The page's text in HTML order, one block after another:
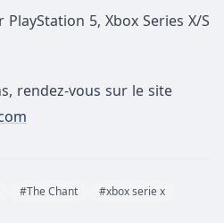
5, Xbox Series X/S
rendez-vous sur le site
#The Chant
#xbox serie x